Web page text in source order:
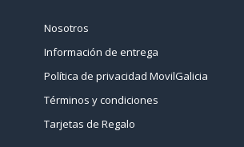
Nosotros
Información de entrega
Política de privacidad MovilGalicia
Términos y condiciones
Tarjetas de Regalo